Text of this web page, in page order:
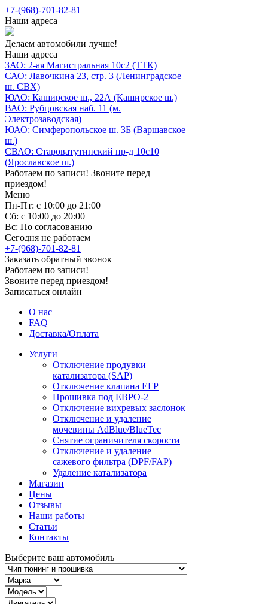
+7-(968)-701-82-81
Наши адреса
Делаем автомобили лучше!
Наши адреса
ЗАО: 2-ая Магистральная 10с2 (ТТК)
САО: Лавочкина 23, стр. 3 (Ленинградское
ш. СВХ)
ЮАО: Каширское ш., 22А (Каширское ш.)
ВАО: Рубцовская наб. 11 (м.
Электрозаводская)
ЮАО: Симферопольское ш. 3Б (Варшавское
ш.)
СВАО: Староватутинский пр-д 10с10
(Ярославское ш.)
Работаем по записи! Звоните перед
приездом!
Меню
Пн-Пт: с 10:00 до 21:00
Сб: с 10:00 до 20:00
Вс: По согласованию
Сегодня не работаем
+7-(968)-701-82-81
Заказать обратный звонок
Работаем по записи!
Звоните перед приездом!
Записаться онлайн
О нас
FAQ
Доставка/Оплата
Услуги
Отключение продувки
катализатора (SAP)
Отключение клапана ЕГР
Прошивка под ЕВРО-2
Отключение вихревых заслонок
Отключение и удаление
мочевины AdBlue/BlueTec
Снятие ограничителя скорости
Отключение и удаление
сажевого фильтра (DPF/FAP)
Удаление катализатора
Магазин
Цены
Отзывы
Наши работы
Статьи
Контакты
Выберите ваш автомобиль